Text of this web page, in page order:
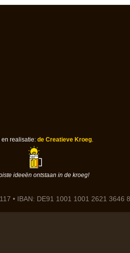
en realisatie: de Creatieve Kroeg
ideeën ontstaan in de kroeg!
• IBAN: DE91 1001 1001 2621 3646